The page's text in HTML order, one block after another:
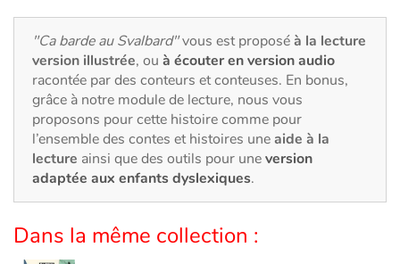
Quotidien et loisirs
À l'école
Fêtes et évènements
Amour et amitié
Sujets de société
"Ca barde au Svalbard"vous est proposéà la lecture
version illustrée, ou à écouter en version audio
racontée par des conteurs et conteuses. En bonus,
grâce à notre module de lecture, nous vous
proposons pour cette histoire comme pour
l’ensemble des contes et histoires uneaide à la
lecture ainsi que des outils pour uneversion
adaptée aux enfants dyslexiques.
Dans la même collection :